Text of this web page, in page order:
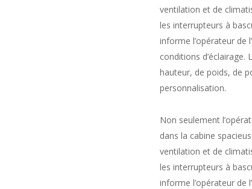
ventilation et de
les interrupteurs à
informe l’opérateur de
conditions
hauteur, de poids, de
personnalisation.
Non seulement
dans la cabine
ventilation et de
les interrupteurs à
informe l’opérateur de